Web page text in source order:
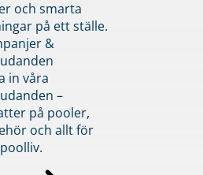
och smarta
på ett ställe.
&
in våra
–
på pooler,
och allt för